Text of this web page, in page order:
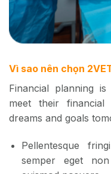
Vì sao nên chọn
Financial planning
meet their
dreams and goals
Pellentesque
semper eget